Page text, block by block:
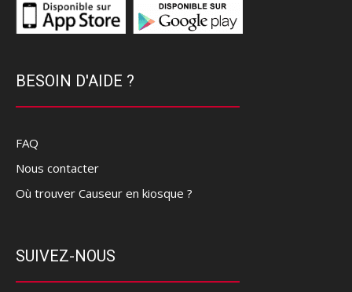
BESOIN D'AIDE ?
FAQ
Nous contacter
Où trouver Causeur en kiosque ?
SUIVEZ-NOUS